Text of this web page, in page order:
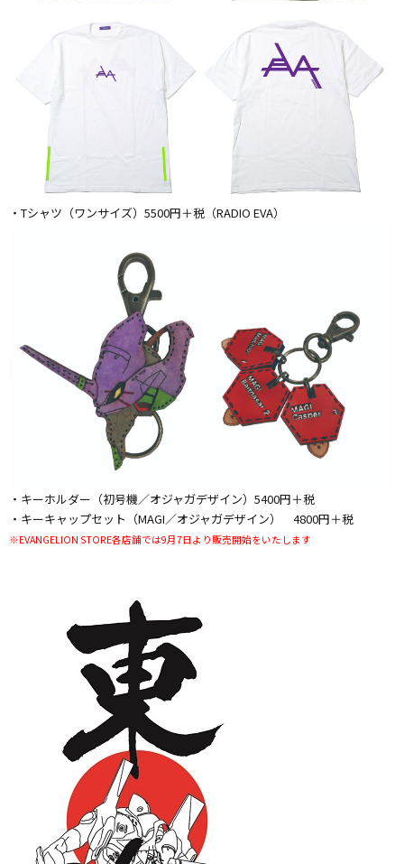
・Tシャツ（ワンサイズ）5500円＋税（RADIO EVA）
・キーホルダー（初号機／オジャガデザイン）5400円＋税
・キーキャップセット（MAGI／オジャガデザイン） 4800円＋税
※EVANGELION STORE各店舗では9月7日より販売開始をいたします